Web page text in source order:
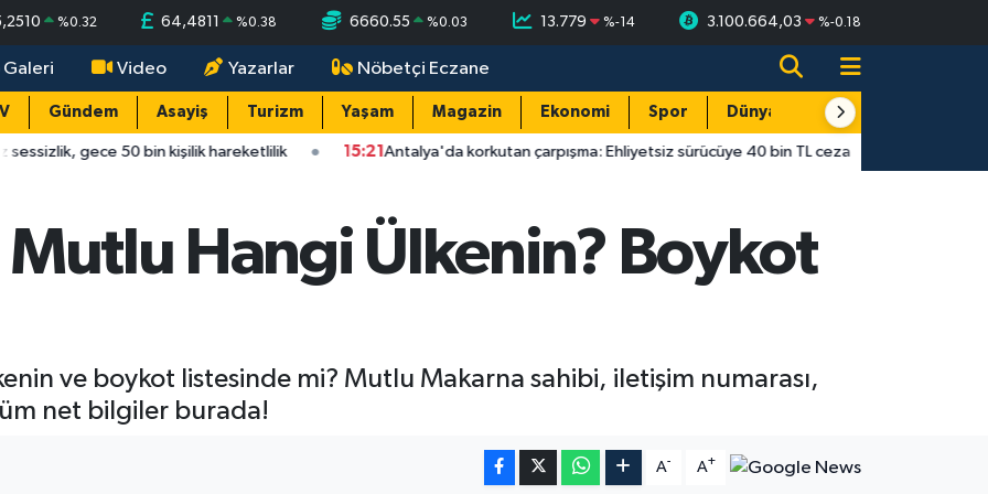
%0.32 64,4811 %0.38 6660.55 %0.03 13.779 %-14 3.100.664,03 %-0.18
Galeri Video Yazarlar Nöbetçi Eczane
Gündem Asayiş Turizm Yaşam Magazin Ekonomi Spor Dünya Resmi Reklamlar
50 bin kişilik hareketlilik 15:21 Antalya'da korkutan çarpışma: Ehliyetsiz sürücüye 40 bin TL ceza 14:55
Hangi Ülkenin? Boykot
ve boykot listesinde mi? Mutlu Makarna sahibi, iletişim numarası,
net bilgiler burada!
A- A+